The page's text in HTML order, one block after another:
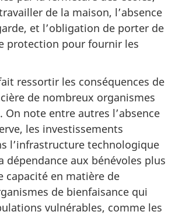
de la maison, l’absence
et l’obligation de porter de
protection pour fournir les
ressortir les conséquences de
de nombreux organismes
On note entre autres l’absence
les investissements
l’infrastructure technologique
dépendance aux bénévoles plus
capacité en matière de
de bienfaisance qui
vulnérables, comme les